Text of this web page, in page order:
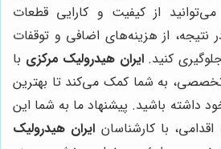
می‌توانید از کیفیت و کارایی قطعات
نتیجه، از هزینه‌های اضافی و توقفات
کنید.ایران هیدرولیک مرکزی با
به شما کمک می‌کند تا بهترین
داشته باشید. پیشنهاد ما به شما این
با کارشناسان ایران هیدرولیک